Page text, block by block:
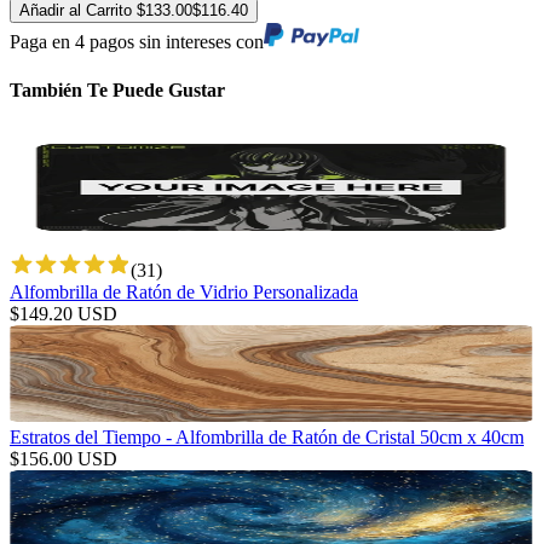
Añadir al Carrito $133.00$116.40
Paga en 4 pagos sin intereses con
También Te Puede Gustar
(31)
Alfombrilla de Ratón de Vidrio Personalizada
$149.20 USD
Estratos del Tiempo - Alfombrilla de Ratón de Cristal 50cm x 40cm
$156.00 USD